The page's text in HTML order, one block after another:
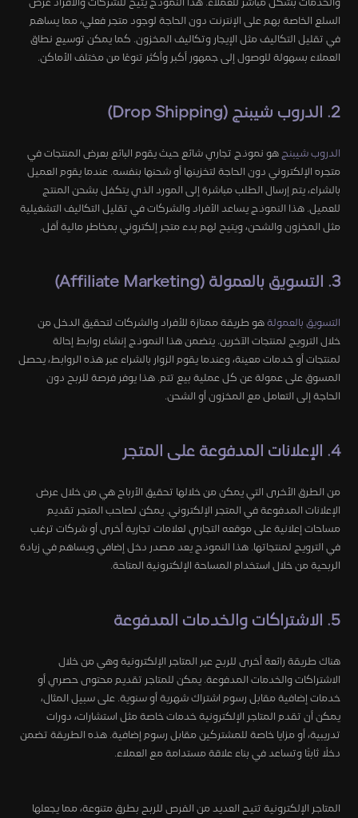
والخدمات بشكل مباشر للعملاء. هذا النموذج يتيح للشركات والأفراد عرض
السلع الخاصة بهم على الإنترنت دون الحاجة لوجود متجر فعلي، مما يساهم
في تقليل التكاليف مثل الإيجار وتكاليف المخزون. كما يمكن توسيع نطاق
العملاء بسهولة للوصول إلى جمهور أكبر وأكثر تنوعًا من مختلف الأماكن.
2. الدروب شيبنج (Drop Shipping)
الدروب شيبنج هو نموذج تجاري شائع حيث يقوم البائع بعرض المنتجات في
متجره الإلكتروني دون الحاجة لتخزينها أو شحنها بنفسه. عندما يقوم العميل
بالشراء، يتم إرسال الطلب مباشرة إلى المورد الذي يتكفل بشحن المنتج
للعميل. هذا النموذج يساعد الأفراد والشركات في تقليل التكاليف التشغيلية
مثل المخزون والشحن، ويتيح لهم بدء متجر إلكتروني بمخاطر مالية أقل.
3. التسويق بالعمولة (Affiliate Marketing)
التسويق بالعمولة هو طريقة ممتازة للأفراد والشركات لتحقيق الدخل من
خلال الترويج لمنتجات الآخرين. يتضمن هذا النموذج إنشاء روابط إحالة
لمنتجات أو خدمات معينة، وعندما يقوم الزوار بالشراء عبر هذه الروابط، يحصل
المسوق على عمولة عن كل عملية بيع تتم. هذا يوفر فرصة للربح دون
الحاجة إلى التعامل مع المخزون أو الشحن.
4. الإعلانات المدفوعة على المتجر
من الطرق الأخرى التي يمكن من خلالها تحقيق الأرباح هي من خلال عرض
الإعلانات المدفوعة في المتجر الإلكتروني. يمكن لصاحب المتجر تقديم
مساحات إعلانية على موقعه التجاري لعلامات تجارية أخرى أو شركات ترغب
في الترويج لمنتجاتها. هذا النموذج يعد مصدر دخل إضافي ويساهم في زيادة
الربحية من خلال استخدام المساحة الإلكترونية المتاحة.
5. الاشتراكات والخدمات المدفوعة
هناك طريقة رائعة أخرى للربح عبر المتاجر الإلكترونية وهي من خلال
الاشتراكات والخدمات المدفوعة. يمكن للمتاجر تقديم محتوى حصري أو
خدمات إضافية مقابل رسوم اشتراك شهرية أو سنوية. على سبيل المثال،
يمكن أن تقدم المتاجر الإلكترونية خدمات خاصة مثل استشارات، دورات
تدريبية، أو مزايا خاصة للمشتركين مقابل رسوم إضافية. هذه الطريقة تضمن
دخلًا ثابتًا وتساعد في بناء علاقة مستدامة مع العملاء.
المتاجر الإلكترونية تتيح العديد من الفرص للربح بطرق متنوعة، مما يجعلها